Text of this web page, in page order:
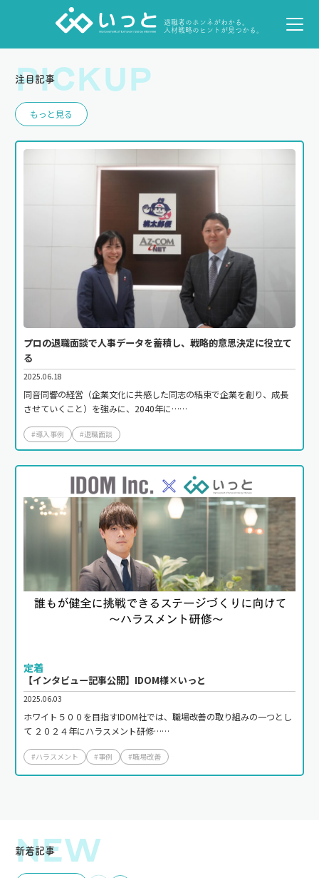
退職者のホンネがわかる。
人材戦略のヒントが見つかる。
注目記事
PICKUP
もっと見る
プロの退職面談で人事データを蓄積し、戦略的意思決定に役立て
る
2025.06.18
同音同響の経営（企業文化に共感した同志の結束で企業を創り、成長
させていくこと）を強みに、2040年に……
#導入事例 #退職面談
定着
【インタビュー記事公開】IDOM様×いっと
2025.06.03
ホワイト５００を目指すIDOM社では、職場改善の取り組みの一つとし
て ２０２４年にハラスメント研修……
#ハラスメント #事例 #職場改善
新着記事
NEW